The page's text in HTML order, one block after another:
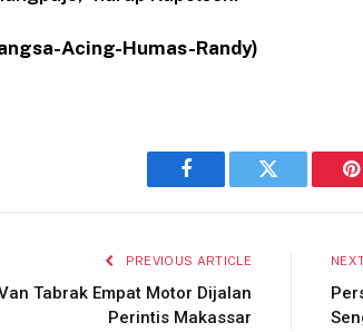
Acing-Humas-Randy)
Facebook Twitter
PREVIOUS ARTICLE
Tabrak Empat Motor Dijalan
Perintis Makassar